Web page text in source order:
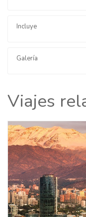
Incluye
Galería
Viajes